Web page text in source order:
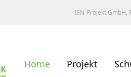
ISN-Projekt GmbH,
Home Projekt